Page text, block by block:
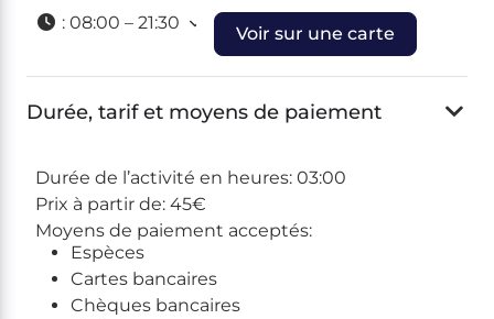
: 08:00 – 21:30
Voir sur une carte
Durée, tarif et moyens de paiement
Durée de l’activité en heures: 03:00
Prix à partir de: 45€
Moyens de paiement acceptés:
Espèces
Cartes bancaires
Chèques bancaires